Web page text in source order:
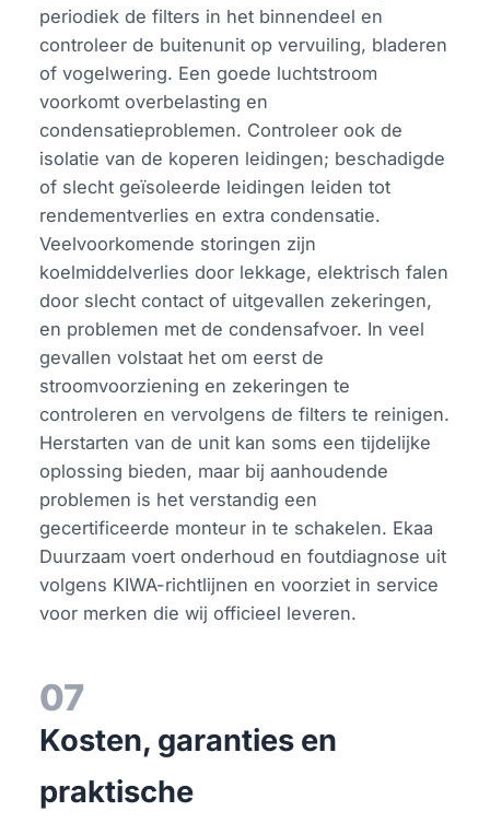
periodiek de filters in het binnendeel en
controleer de buitenunit op vervuiling, bladeren
of vogelwering. Een goede luchtstroom
voorkomt overbelasting en
condensatieproblemen. Controleer ook de
isolatie van de koperen leidingen; beschadigde
of slecht geïsoleerde leidingen leiden tot
rendementverlies en extra condensatie.
Veelvoorkomende storingen zijn
koelmiddelverlies door lekkage, elektrisch falen
door slecht contact of uitgevallen zekeringen,
en problemen met de condensafvoer. In veel
gevallen volstaat het om eerst de
stroomvoorziening en zekeringen te
controleren en vervolgens de filters te reinigen.
Herstarten van de unit kan soms een tijdelijke
oplossing bieden, maar bij aanhoudende
problemen is het verstandig een
gecertificeerde monteur in te schakelen. Ekaa
Duurzaam voert onderhoud en foutdiagnose uit
volgens KIWA-richtlijnen en voorziet in service
voor merken die wij officieel leveren.
07
Kosten, garanties en
praktische